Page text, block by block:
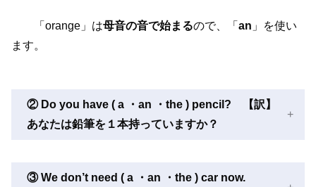
「orange」は母音の音で始まるので、「 an 」を使い
ます。
② Do you have ( a ・an ・the ) pencil? 【訳】
あなたは鉛筆を１本持っていますか？
③ We don’t need ( a ・an ・the ) car now.